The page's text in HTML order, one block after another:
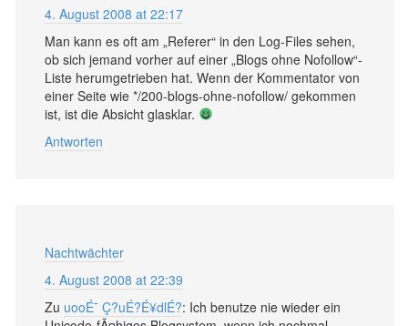
4. August 2008 at 22:17
Man kann es oft am „Referer“ in den Log-Files sehen,
ob sich jemand vorher auf einer „Blogs ohne Nofollow“-
Liste herumgetrieben hat. Wenn der Kommentator von
einer Seite wie */200-blogs-ohne-nofollow/ gekommen
ist, ist die Absicht glasklar.
Antworten
Nachtwächter
4. August 2008 at 22:39
Zu uooÉ¯ Ç?uÉ?É¥dlÉ?: Ich benutze nie wieder ein